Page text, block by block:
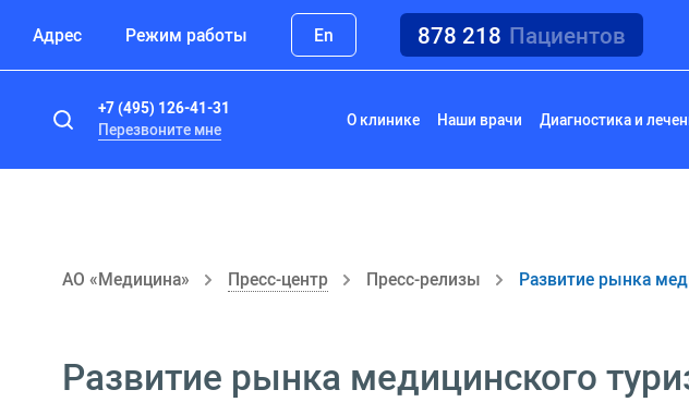
Адрес Режим работы En 878 218 Пациентов
+7 (495) 126-41-31
Перезвоните мне
О клинике Наши врачи Диагностика и
АО «Медицина» Пресс-центр Пресс-релизы Развитие рынка
Развитие рынка медицинского